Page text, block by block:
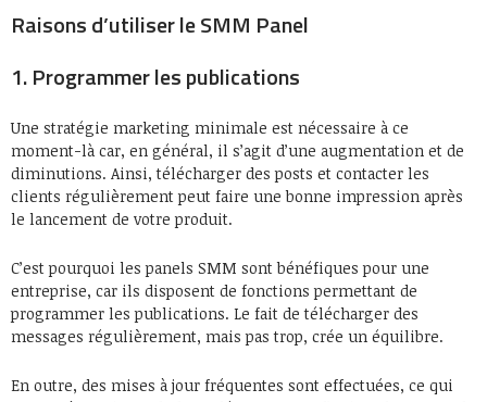
Raisons d’utiliser le SMM Panel
1. Programmer les publications
Une stratégie marketing minimale est nécessaire à ce
moment-là car, en général, il s’agit d’une augmentation et de
diminutions. Ainsi, télécharger des posts et contacter les
clients régulièrement peut faire une bonne impression après
le lancement de votre produit.
C’est pourquoi les panels SMM sont bénéfiques pour une
entreprise, car ils disposent de fonctions permettant de
programmer les publications. Le fait de télécharger des
messages régulièrement, mais pas trop, crée un équilibre.
En outre, des mises à jour fréquentes sont effectuées, ce qui